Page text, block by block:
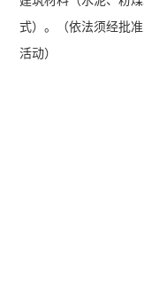
式）。（依法须经批
活动）